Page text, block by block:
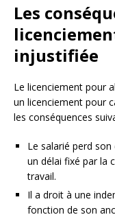
Les
injustifiée
Le licenciement pour
un licenciement pour
les conséquences
Le salarié perd
un délai fixé par la
travail.
Il a droit à une
fonction de son